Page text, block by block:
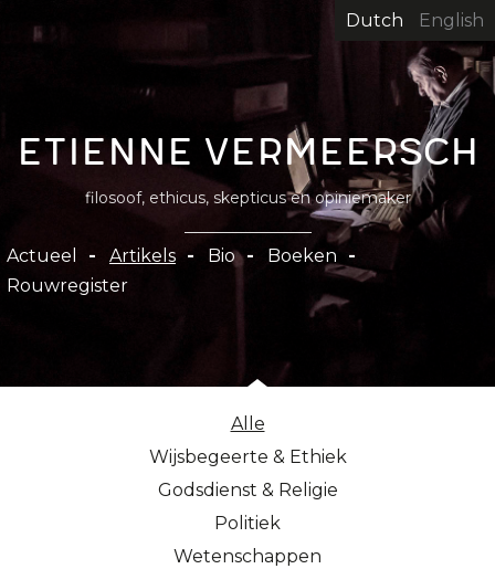
inhoud
gaan
Dutch English
Etienne Vermeersch
filosoof, ethicus, skepticus en opiniemaker
Hoofdnavigatie
Actueel Artikels Bio
Boeken
Rouwregister
Alle
Wijsbegeerte & Ethiek
Godsdienst & Religie
Politiek
Wetenschappen